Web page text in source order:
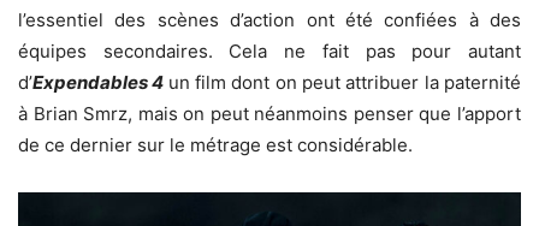
l’essentiel des scènes d’action ont été confiées à des
équipes secondaires. Cela ne fait pas pour autant
d’Expendables 4 un film dont on peut attribuer la paternité
à Brian Smrz, mais on peut néanmoins penser que l’apport
de ce dernier sur le métrage est considérable.